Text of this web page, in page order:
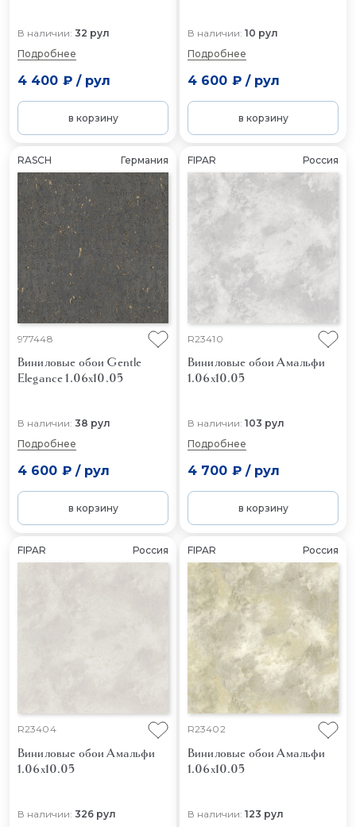
В наличии: 32 рул
Подробнее
4 400 ₽/ рул
в корзину
В наличии: 10 рул
Подробнее
4 600 ₽/ рул
в корзину
RASCH Германия
977448
Виниловые обои Gentle
Elegance 1.06x10.05
В наличии: 38 рул
Подробнее
4 600 ₽/ рул
в корзину
FIPAR Россия
R23410
Виниловые обои Амальфи
1.06x10.05
В наличии: 103 рул
Подробнее
4 700 ₽/ рул
в корзину
FIPAR Россия
R23404
Виниловые обои Амальфи
1.06x10.05
В наличии: 326 рул
FIPAR Россия
R23402
Виниловые обои Амальфи
1.06x10.05
В наличии: 123 рул